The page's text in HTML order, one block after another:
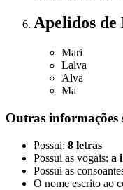
Apelidos de
Mari
Lalva
Alva
Ma
Outras informações
Possui: 8 letras
Possui as vogais: a i
Possui as
O nome escrito ao